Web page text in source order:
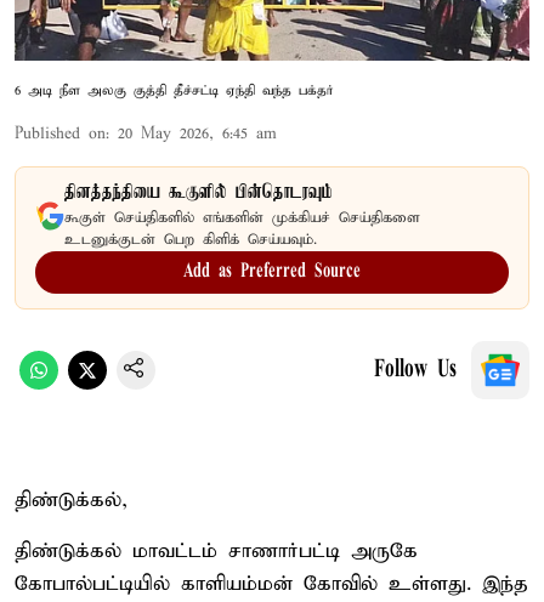
6 அடி நீள அலகு குத்தி தீச்சட்டி ஏந்தி வந்த பக்தர்
Published on: 20 May 2026, 6:45 am
தினத்தந்தியை கூகுளில் பின்தொடரவும்
கூகுள் செய்திகளில் எங்களின் முக்கியச் செய்திகளை
உடனுக்குடன் பெற கிளிக் செய்யவும்.
Add as Preferred Source
Follow Us
திண்டுக்கல்,
திண்டுக்கல் மாவட்டம் சாணார்பட்டி அருகே
கோபால்பட்டியில் காளியம்மன் கோவில் உள்ளது. இந்த